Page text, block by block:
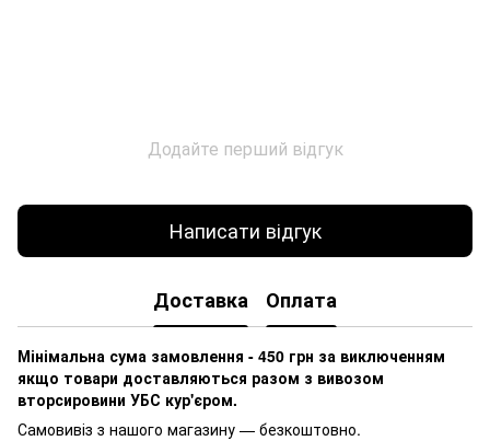
Додайте перший відгук
Написати відгук
Доставка Оплата
Мінімальна сума замовлення - 450 грн за виключенням
якщо товари доставляються разом з вивозом
вторсировини УБС кур'єром.
Самовивіз з нашого магазину — безкоштовно.